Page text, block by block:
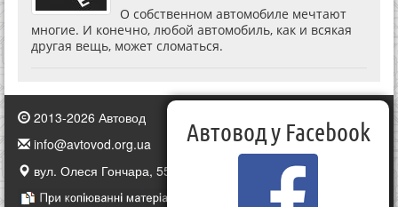
О собственном автомобиле мечтают
многие. И конечно, любой автомобиль, как и всякая
другая вещь, может сломаться.
2013-2026 Автовод
info@avtovod.org.ua
вул. Олеся Гончара, 55, Київ, Україна
Автовод у Facebook